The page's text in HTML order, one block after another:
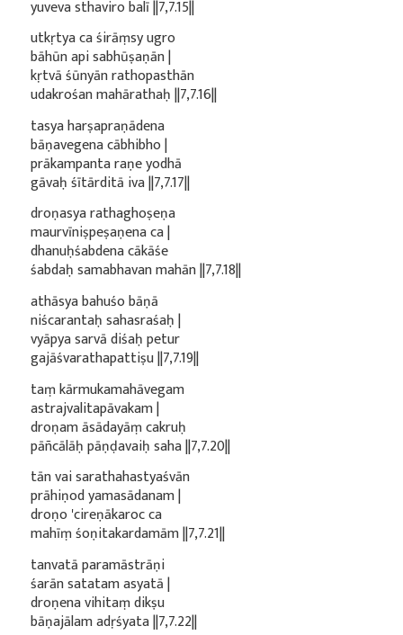
yuveva sthaviro balī ||7,7.15||
utkṛtya ca śirāṃsy ugro
bāhūn api sabhūṣaṇān |
kṛtvā śūnyān rathopasthān
udakrośan mahārathaḥ ||7,7.16||
tasya harṣapraṇādena
bāṇavegena cābhibho |
prākampanta raṇe yodhā
gāvaḥ śītārditā iva ||7,7.17||
droṇasya rathaghoṣeṇa
maurvīniṣpeṣaṇena ca |
dhanuḥśabdena cākāśe
śabdaḥ samabhavan mahān ||7,7.18||
athāsya bahuśo bāṇā
niścarantaḥ sahasraśaḥ |
vyāpya sarvā diśaḥ petur
gajāśvarathapattiṣu ||7,7.19||
taṃ kārmukamahāvegam
astrajvalitapāvakam |
droṇam āsādayāṃ cakruḥ
pāñcālāḥ pāṇḍavaiḥ saha ||7,7.20||
tān vai sarathahastyaśvān
prāhiṇod yamasādanam |
droṇo 'cireṇākaroc ca
mahīṃ śoṇitakardamām ||7,7.21||
tanvatā paramāstrāṇi
śarān satatam asyatā |
droṇena vihitaṃ dikṣu
bāṇajālam adṛśyata ||7,7.22||